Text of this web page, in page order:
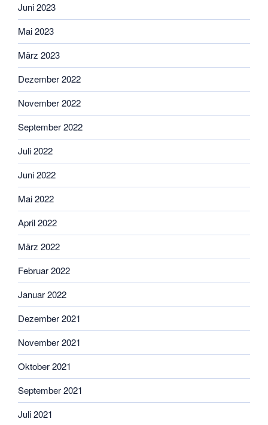
Juni 2023
Mai 2023
März 2023
Dezember 2022
November 2022
September 2022
Juli 2022
Juni 2022
Mai 2022
April 2022
März 2022
Februar 2022
Januar 2022
Dezember 2021
November 2021
Oktober 2021
September 2021
Juli 2021